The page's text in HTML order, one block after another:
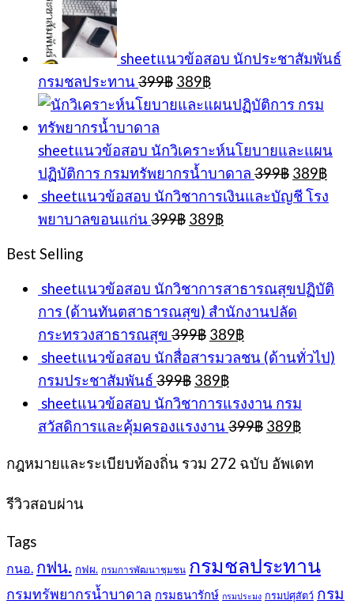
sheetแนวข้อสอบ นักประชาสัมพันธ์
กรมชลประทาน 399฿ Original
was:
389฿Current
price
is:
sheetแนวข้อสอบ นักวิเคราะห์นโยบายและแผน
ปฏิบัติการ กรมทรัพยากรน้ำบาดาล 399฿ Original
price
was:
389฿
is:
sheetแนวข้อสอบ นักวิชาการเงินและบัญชี โรง
พยาบาลขอนแก่น 399฿ Original
389฿Current
Best Selling
sheetแนวข้อสอบ นักวิชาการสาธารณสุขปฏิบัติ
การ (ด้านทันตสาธารณสุข) สำนักงานปลัด
กระทรวงสาธารณสุข 399฿ Original
was:
399฿.
389฿Current
price
is:
sheetแนวข้อสอบ นักสื่อสารมวลชน (ด้านทั่วไป)
กรมประชาสัมพันธ์ 399฿ Original
was:
399฿.
389฿Current
is:
389฿.
sheetแนวข้อสอบ นักวิชาการแรงงาน กรม
สวัสดิการและคุ้มครองแรงงาน 399฿ Original
was:
389฿Current
is:
กฎหมายและระเบียบท้องถิ่น รวม 272 ฉบับ อัพเดท
รีวิวสอบผ่าน
Tags
กนอ. กฟน. กฟผ. กรมการพัฒนาชุมชน กรมชลประทาน
กรมทรัพยากรน้ำบาดาล กรมธนารักษ์ กรมประมง กรมปศุสัตว์ กรม